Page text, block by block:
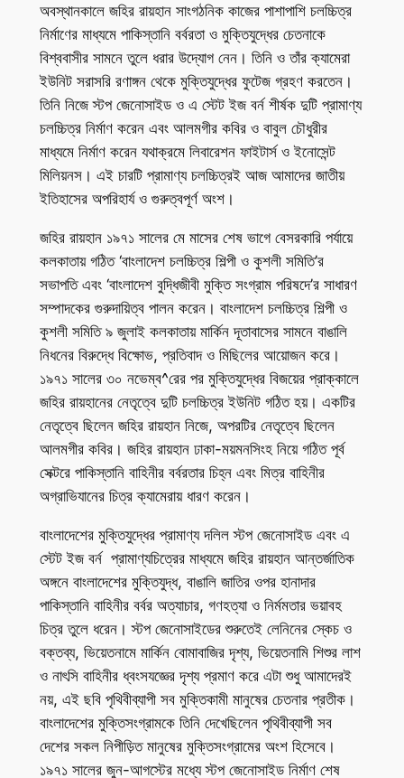
অবস্থানকালে জহির রায়হান সাংগঠনিক কাজের পাশাপাশি চলচ্চিত্র
নির্মাণের মাধ্যমে পাকিস্তানি বর্বরতা ও মুক্তিযুদ্ধের চেতনাকে
বিশ্ববাসীর সামনে তুলে ধরার উদ্যোগ নেন। তিনি ও তাঁর ক্যামেরা
ইউনিট সরাসরি রণাঙ্গন থেকে মুক্তিযুদ্ধের ফুটেজ গ্রহণ করতেন।
তিনি নিজে স্টপ জেনোসাইড ও এ স্টেট ইজ বর্ন শীর্ষক দুটি প্রামাণ্য
চলচ্চিত্র নির্মাণ করেন এবং আলমগীর কবির ও বাবুল চৌধুরীর
মাধ্যমে নির্মাণ করেন যথাক্রমে লিবারেশন ফাইটার্স ও ইনোসেন্ট
মিলিয়নস। এই চারটি প্রামাণ্য চলচ্চিত্রই আজ আমাদের জাতীয়
ইতিহাসের অপরিহার্য ও গুরুত্বপূর্ণ অংশ।
জহির রায়হান ১৯৭১ সালের মে মাসের শেষ ভাগে বেসরকারি পর্যায়ে
কলকাতায় গঠিত ‘বাংলাদেশ চলচ্চিত্র শিল্পী ও কুশলী সমিতি’র
সভাপতি এবং ‘বাংলাদেশ বুদ্ধিজীবী মুক্তি সংগ্রাম পরিষদে’র সাধারণ
সম্পাদকের গুরুদায়িত্ব পালন করেন। বাংলাদেশ চলচ্চিত্র শিল্পী ও
কুশলী সমিতি ৯ জুলাই কলকাতায় মার্কিন দূতাবাসের সামনে বাঙালি
নিধনের বিরুদ্ধে বিক্ষোভ, প্রতিবাদ ও মিছিলের আয়োজন করে।
১৯৭১ সালের ৩০ নভেম্ব^রের পর মুক্তিযুদ্ধের বিজয়ের প্রাক্কালে
জহির রায়হানের নেতৃত্বে দুটি চলচ্চিত্র ইউনিট গঠিত হয়। একটির
নেতৃত্বে ছিলেন জহির রায়হান নিজে, অপরটির নেতৃত্বে ছিলেন
আলমগীর কবির। জহির রায়হান ঢাকা-ময়মনসিংহ নিয়ে গঠিত পূর্ব
সেক্টরে পাকিস্তানি বাহিনীর বর্বরতার চিহ্ন এবং মিত্র বাহিনীর
অগ্রাভিযানের চিত্র ক্যামেরায় ধারণ করেন।
বাংলাদেশের মুক্তিযুদ্ধের প্রামাণ্য দলিল স্টপ জেনোসাইড এবং এ
স্টেট ইজ বর্ন প্রামাণ্যচিত্রের মাধ্যমে জহির রায়হান আন্তর্জাতিক
অঙ্গনে বাংলাদেশের মুক্তিযুদ্ধ, বাঙালি জাতির ওপর হানাদার
পাকিস্তানি বাহিনীর বর্বর অত্যাচার, গণহত্যা ও নির্মমতার ভয়াবহ
চিত্র তুলে ধরেন। স্টপ জেনোসাইডের শুরুতেই লেনিনের স্কেচ ও
বক্তব্য, ভিয়েতনামে মার্কিন বোমাবাজির দৃশ্য, ভিয়েতনামি শিশুর লাশ
ও নাৎসি বাহিনীর ধ্বংসযজ্ঞের দৃশ্য প্রমাণ করে এটা শুধু আমাদেরই
নয়, এই ছবি পৃথিবীব্যাপী সব মুক্তিকামী মানুষের চেতনার প্রতীক।
বাংলাদেশের মুক্তিসংগ্রামকে তিনি দেখেছিলেন পৃথিবীব্যাপী সব
দেশের সকল নিপীড়িত মানুষের মুক্তিসংগ্রামের অংশ হিসেবে।
১৯৭১ সালের জুন-আগস্টের মধ্যে স্টপ জেনোসাইড নির্মাণ শেষ